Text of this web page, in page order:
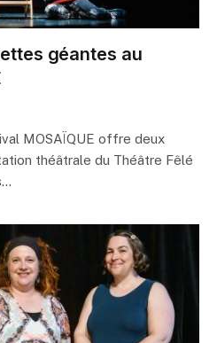
géantes au
MOSAÏQUE offre deux
théâtrale du Théâtre Fêlé